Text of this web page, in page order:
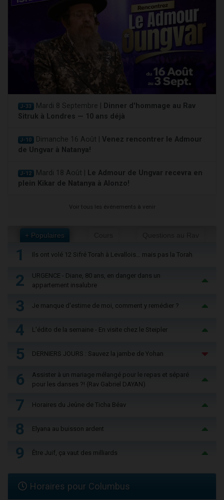
J-33 Mardi 8 Septembre |
Dinner d'hommage au Rav
Sitruk à Londres — 10 ans déjà
J-10 Dimanche 16 Août | Venez rencontrer le Admour
de Ungvar à Natanya!
J-12 Mardi 18 Août |
Le Admour de Ungvar recevra en
plein Kikar de Natanya à Alonzo!
Voir tous les événements à venir
+ Populaires
1 Ils ont volé 12 Sifré Torah à Levallois… mais pas la Torah
2
URGENCE - Diane, 80 ans, en danger dans un
appartement insalubre
3 Je manque d'estime de moi, comment y remédier ?
4 L'édito de la semaine - En visite chez le Steipler
5 DERNIERS JOURS : Sauvez la jambe de Yohan
6
Assister à un mariage mélangé pour le repas et séparé
pour les danses ?! (Rav Gabriel DAYAN)
7 Horaires du Jeûne de Ticha Béav
8 Elyana au buisson ardent
9 Être Juif, ça vaut des milliards
Horaires pour Columbus